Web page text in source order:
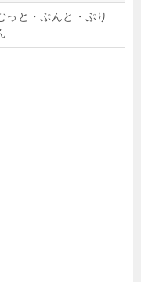
っと・ぷんと・ぷり